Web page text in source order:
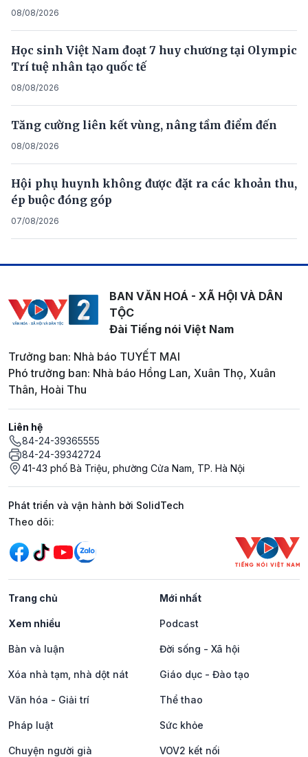
08/08/2026
Học sinh Việt Nam đoạt 7 huy chương tại Olympic
Trí tuệ nhân tạo quốc tế
08/08/2026
Tăng cường liên kết vùng, nâng tầm điểm đến
08/08/2026
Hội phụ huynh không được đặt ra các khoản thu,
ép buộc đóng góp
07/08/2026
BAN VĂN HOÁ - XÃ HỘI VÀ DÂN
TỘC
Đài Tiếng nói Việt Nam
Trưởng ban: Nhà báo TUYẾT MAI
Phó trưởng ban: Nhà báo Hồng Lan, Xuân Thọ, Xuân
Thân, Hoài Thu
Liên hệ
84-24-39365555
84-24-39342724
41-43 phố Bà Triệu, phường Cửa Nam, TP. Hà Nội
Phát triển và vận hành bởi SolidTech
Mạng xã hội
Theo dõi:
Trang chủ Mới nhất
Xem nhiều Podcast
Bàn và luận Đời sống - Xã hội
Xóa nhà tạm, nhà dột nát Giáo dục - Đào tạo
Văn hóa - Giải trí Thể thao
Pháp luật Sức khỏe
Chuyện người già VOV2 kết nối